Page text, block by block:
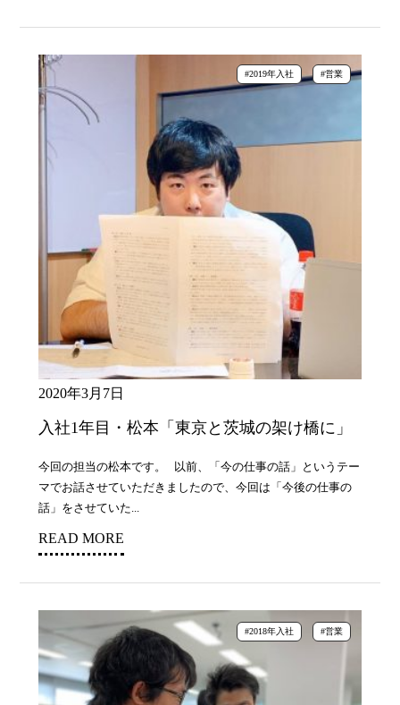
2020年3月7日
入社1年目・松本「東京と茨城の架け橋に」
今回の担当の松本です。 以前、「今の仕事の話」というテー
マでお話させていただきましたので、今回は「今後の仕事の
話」をさせていた...
READ MORE
#2019年入社 #営業
#2018年入社 #営業